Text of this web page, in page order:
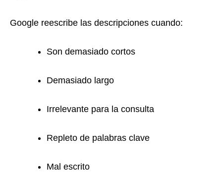
Google reescribe las descripciones cuando:
Son demasiado cortos
Demasiado largo
Irrelevante para la consulta
Repleto de palabras clave
Mal escrito